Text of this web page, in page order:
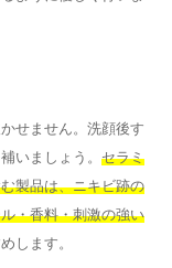
せません。洗顔後す
いましょう。 セラミ
製品は、ニキビ跡の
・香料・刺激の強い
します。